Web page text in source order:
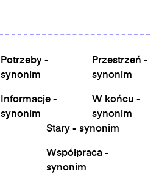
Potrzeby -
synonim
Informacje -
synonim
Przestrzeń -
synonim
W końcu -
synonim
Stary - synonim
Współpraca -
synonim